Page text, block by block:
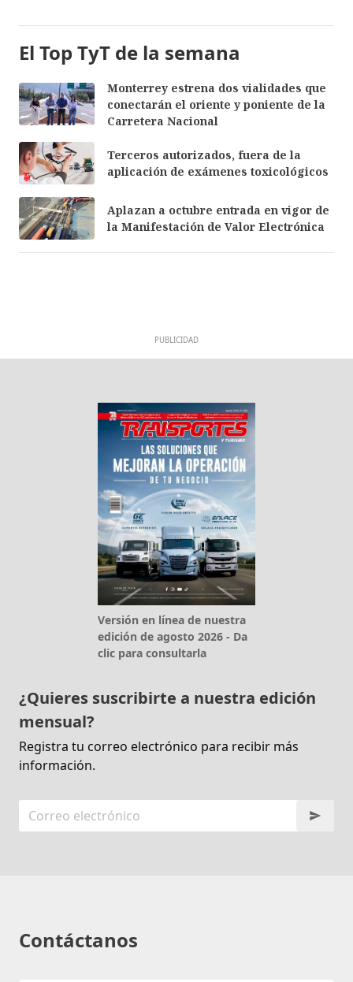
El Top TyT de la semana
Monterrey estrena dos vialidades que
conectarán el oriente y poniente de la
Carretera Nacional
Terceros autorizados, fuera de la
aplicación de exámenes toxicológicos
Aplazan a octubre entrada en vigor de
la Manifestación de Valor Electrónica
PUBLICIDAD
Versión en línea de nuestra
edición de agosto 2026 - Da
clic para consultarla
¿Quieres suscribirte a nuestra edición
mensual?
Registra tu correo electrónico para recibir más
información.
Contáctanos